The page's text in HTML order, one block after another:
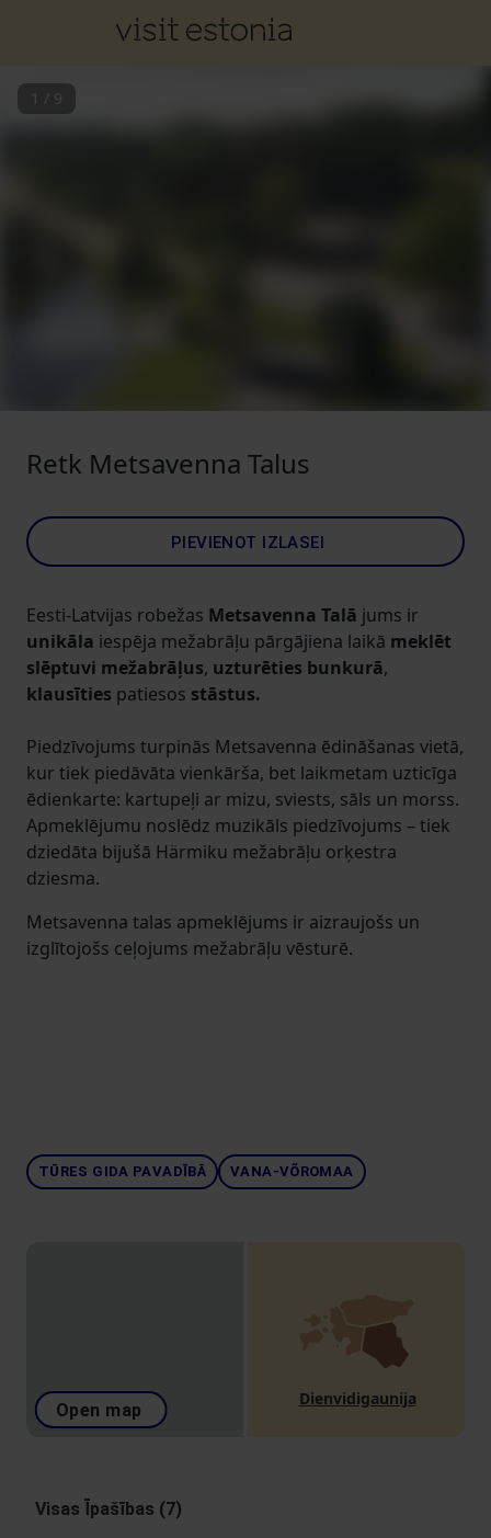
1 / 9
Retk Metsavenna Talus
PIEVIENOT IZLASEI
Eesti-Latvijas robežas Metsavenna Talā jums ir
unikāla iespēja mežabrāļu pārgājiena laikā meklēt
slēptuvi mežabrāļus, uzturēties bunkurā,
klausīties patiesos stāstus.
Piedzīvojums turpinās Metsavenna ēdināšanas vietā,
kur tiek piedāvāta vienkārša, bet laikmetam uzticīga
ēdienkarte: kartupeļi ar mizu, sviests, sāls un morss.
Apmeklējumu noslēdz muzikāls piedzīvojums – tiek
dziedāta bijušā Härmiku mežabrāļu orķestra
dziesma.
Metsavenna talas apmeklējums ir aizraujošs un
izglītojošs ceļojums mežabrāļu vēsturē.
TŪRES GIDA PAVADĪBĀ VANA-VÕROMAA
Open map
Dienvidigaunija
Visas Īpašības (7)